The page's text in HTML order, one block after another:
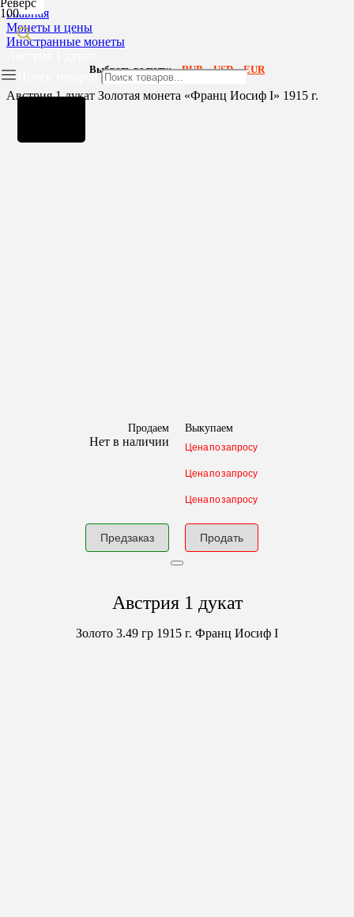
Поиск товаров
Главная
Монеты и цены
Иностранные монеты
Выбрать валюту: RUB USD EUR
Австрия 1 дукат Золотая монета «Франц Иосиф I» 1915 г.
Реверс
Продаем
Нет в наличии
Выкупаем
Цена по запросу
Цена по запросу
Цена по запросу
Предзаказ Продать
Австрия 1 дукат
Золото 3.49 гр 1915 г. Франц Иосиф I